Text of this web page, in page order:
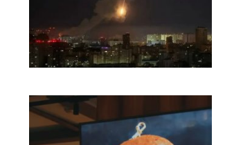
"Яблоку" грозит снятие с
выборов в Госдуму: "Родина"
обратилась в Верховный суд
РФ
В "Москве-Сити" задержаны
сотрудники мошеннических
криптообменников